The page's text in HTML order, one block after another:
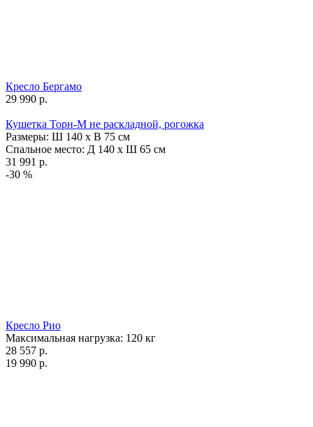
Кресло Бергамо
29 990 р.
Кушетка Торн-М не раскладной, рогожка
Размеры: Ш 140 x В 75 cм
Спальное место: Д 140 x Ш 65 cм
31 991 р.
-30 %
Кресло Рио
Максимальная нагрузка: 120 кг
28 557 р.
19 990 р.